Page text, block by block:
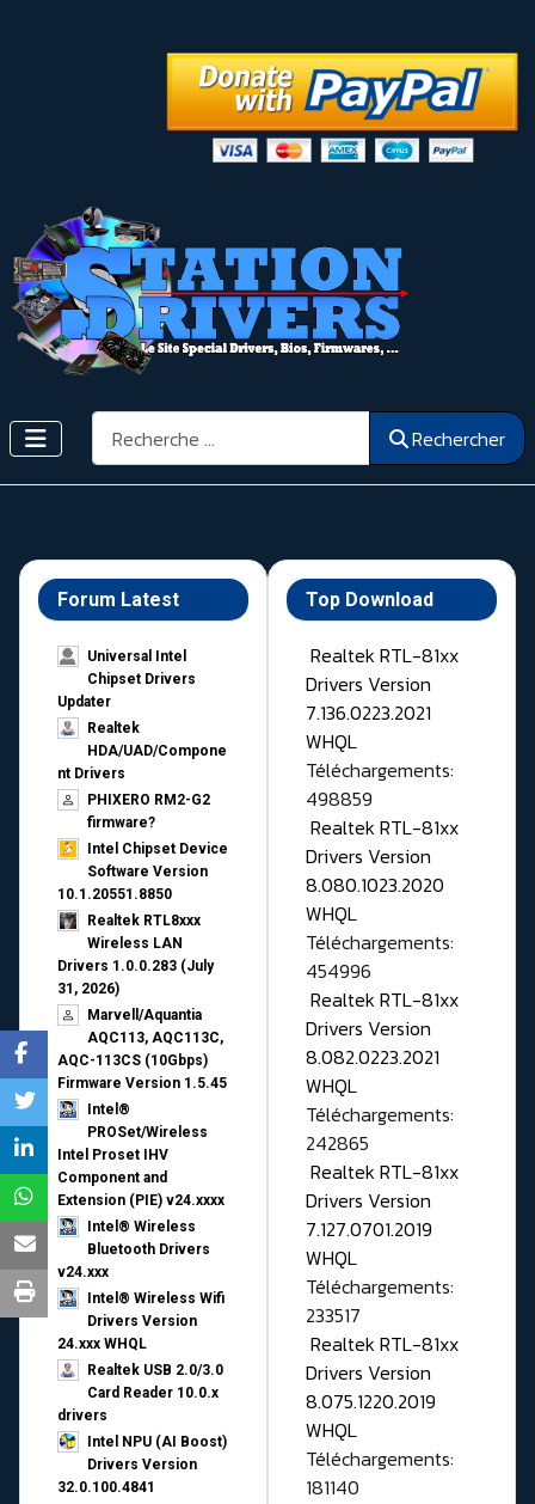
Rechercher Rechercher
Forum Latest
Universal Intel
Chipset Drivers
Updater​
Realtek
HDA/UAD/Compone
nt Drivers
PHIXERO RM2-G2
firmware?
Intel Chipset Device
Software Version
10.1.20551.8850
Realtek RTL8xxx
Wireless LAN
Drivers 1.0.0.283 (July
31, 2026)
Marvell/Aquantia
AQC113, AQC113C,
AQC-113CS (10Gbps)
Firmware Version 1.5.45
Intel®
PROSet/Wireless
Intel Proset IHV
Component and
Extension (PIE) v24.xxxx
Intel® Wireless
Bluetooth Drivers
v24.xxx
Intel® Wireless Wifi
Drivers Version
24.xxx WHQL
Realtek USB 2.0/3.0
Card Reader 10.0.x
drivers
Intel NPU (AI Boost)
Drivers Version
32.0.100.4841
Top Download
Realtek RTL-81xx
Drivers Version
7.136.0223.2021
WHQL
Téléchargements:
498859
Realtek RTL-81xx
Drivers Version
8.080.1023.2020
WHQL
Téléchargements:
454996
Realtek RTL-81xx
Drivers Version
8.082.0223.2021
WHQL
Téléchargements:
242865
Realtek RTL-81xx
Drivers Version
7.127.0701.2019
WHQL
Téléchargements:
233517
Realtek RTL-81xx
Drivers Version
8.075.1220.2019
WHQL
Téléchargements:
181140